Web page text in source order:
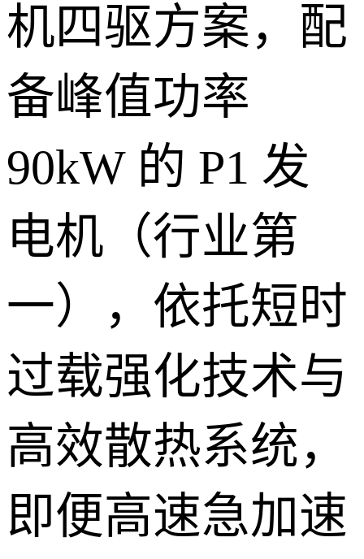
机四驱方案，配
备峰值功率
90kW 的 P1 发
电机（行业第
一），依托短时
过载强化技术与
高效散热系统，
即便高速急加速